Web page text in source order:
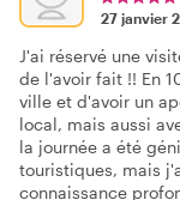
27 janvier
J'ai réservé une
de l'avoir fait !! En
ville et d'avoir un
local, mais aussi
la journée a été
touristiques, mais
connaissance